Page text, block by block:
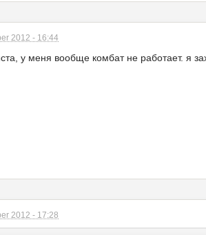
2012 - 16:44
у меня вообще комбат не работает. я
2012 - 17:28